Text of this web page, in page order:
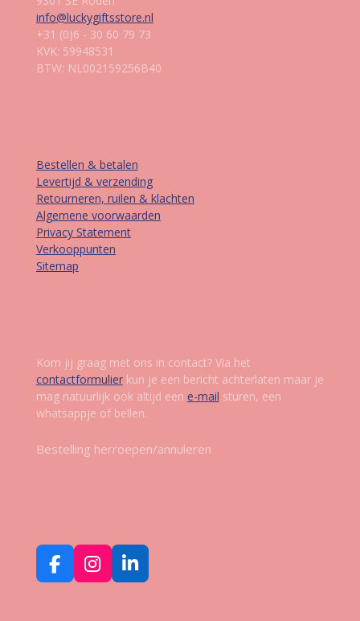
info@luckygiftsstore.nl
+31 (0)6 - 30 60 79 73
KVK: 59948531
BTW: NL002159256B40
Bestellen & betalen
Levertijd & verzending
Retourneren, ruilen & klachten
Algemene voorwaarden
Privacy Statement
Verkooppunten
Sitemap
Kom jij graag met ons in contact? Via het
contactformulierkun je een bericht achterlaten maar je
mag natuurlijk ook altijd een e-mail sturen, een
whatsappje of bellen.
Bestelling herroepen/annuleren
F
a
I
n
L
i